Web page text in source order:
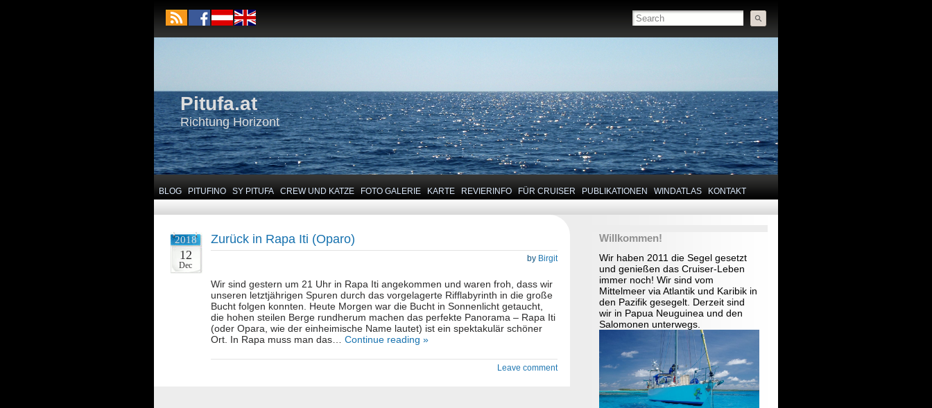
Pitufa.at
Richtung Horizont
BLOG PITUFINO SY PITUFA CREW UND KATZE FOTO GALERIE KARTE REVIERINFO FÜR CRUISER PUBLIKATIONEN WINDATLAS KONTAKT
Willkommen!
Wir haben 2011 die Segel gesetzt
und genießen das Cruiser-Leben
immer noch! Wir sind vom
Mittelmeer via Atlantik und Karibik in
den Pazifik gesegelt. Derzeit sind
wir in Papua Neuguinea und den
Salomonen unterwegs.
2018
12
Dec
Zurück in Rapa Iti (Oparo)
by Birgit
Wir sind gestern um 21 Uhr in Rapa Iti angekommen und waren froh, dass wir
unseren letztjährigen Spuren durch das vorgelagerte Rifflabyrinth in die große
Bucht folgen konnten. Heute Morgen war die Bucht in Sonnenlicht getaucht,
die hohen steilen Berge rundherum machen das perfekte Panorama – Rapa Iti
(oder Opara, wie der einheimische Name lautet) ist ein spektakulär schöner
Ort. In Rapa muss man das… Continue reading »
Leave comment